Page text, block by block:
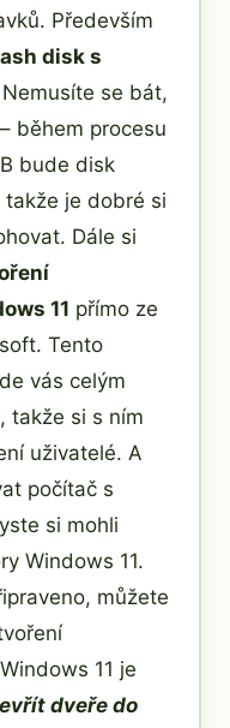
Především
disk s
se bát,
během procesu
bude disk
je dobré si
Dále si
11 přímo ze
Tento
vás celým
takže si s ním
uživatelé. A
počítač s
si mohli
Windows 11.
můžete
11 je
dveře do